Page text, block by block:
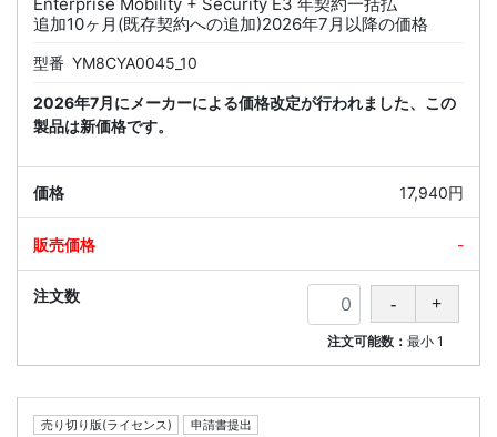
追加10ヶ月(既存契約への追加)2026年7月以降の価格
型番 YM8CYA0045_10
2026年7月にメーカーによる価格改定が行われました、この
製品は新価格です。
17,940円
-
注文可能数：最小 1
売り切り版(ライセンス) 申請書提出